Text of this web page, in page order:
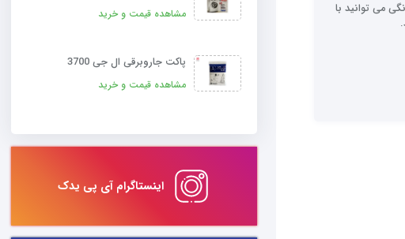
می توانید با
مشاهده قیمت و خرید
پاکت جاروبرقی ال جی 3700
مشاهده قیمت و خرید
اینستاگرام آی پی یدک